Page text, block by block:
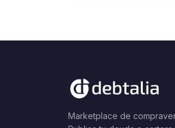
Marketplace de